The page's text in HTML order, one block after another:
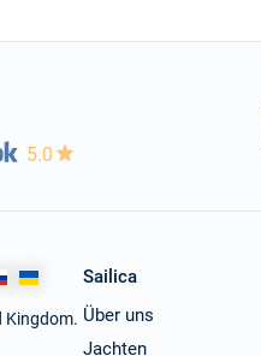
5.0
Kingdom.
Sailica
Über uns
Jachten